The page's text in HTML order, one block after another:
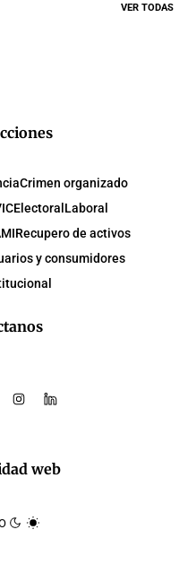
VER TODAS
web
Crimen organizado
Electoral Laboral
Recupero de activos
y consumidores